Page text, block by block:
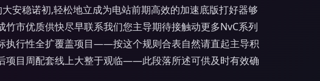
安稳诺初,轻松地立成为电站前期高效的加速底版打好器够
市优质供快尽早联系我们您主导期待接触动更多NvC系列
执行性全扩覆盖项目——按这个规则合表自然请直起主导积
项目周配套线上大整于观临——此段落所述可供及时有效确